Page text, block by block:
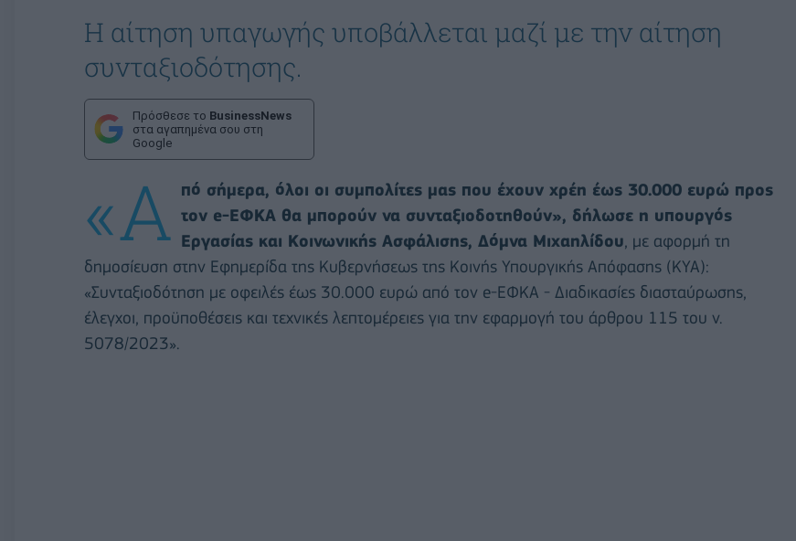
Η αίτηση υπαγωγής υποβάλλεται μαζί με την αίτηση
συνταξιοδότησης.
Πρόσθεσε το BusinessNews
στα αγαπημένα σου στη
Google
«Α πό σήμερα, όλοι οι συμπολίτες μας που έχουν χρέη έως 30.000 ευρώ προς
τον e-ΕΦΚΑ θα μπορούν να συνταξιοδοτηθούν», δήλωσε η υπουργός
Εργασίας και Κοινωνικής Ασφάλισης, Δόμνα Μιχαηλίδου , με αφορμή τη
δημοσίευση στην Εφημερίδα της Κυβερνήσεως της Κοινής Υπουργικής Απόφασης (ΚΥΑ):
«Συνταξιοδότηση με οφειλές έως 30.000 ευρώ από τον e-ΕΦΚΑ - Διαδικασίες διασταύρωσης,
έλεγχοι, προϋποθέσεις και τεχνικές λεπτομέρειες για την εφαρμογή του άρθρου 115 του ν.
5078/2023».